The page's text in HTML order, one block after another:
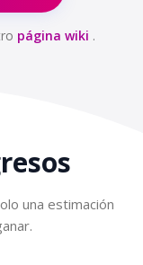
página wiki .
una estimación